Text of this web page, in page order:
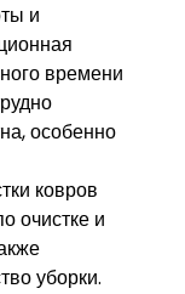
и
времени
особенно
ковров
очистке и
уборки.